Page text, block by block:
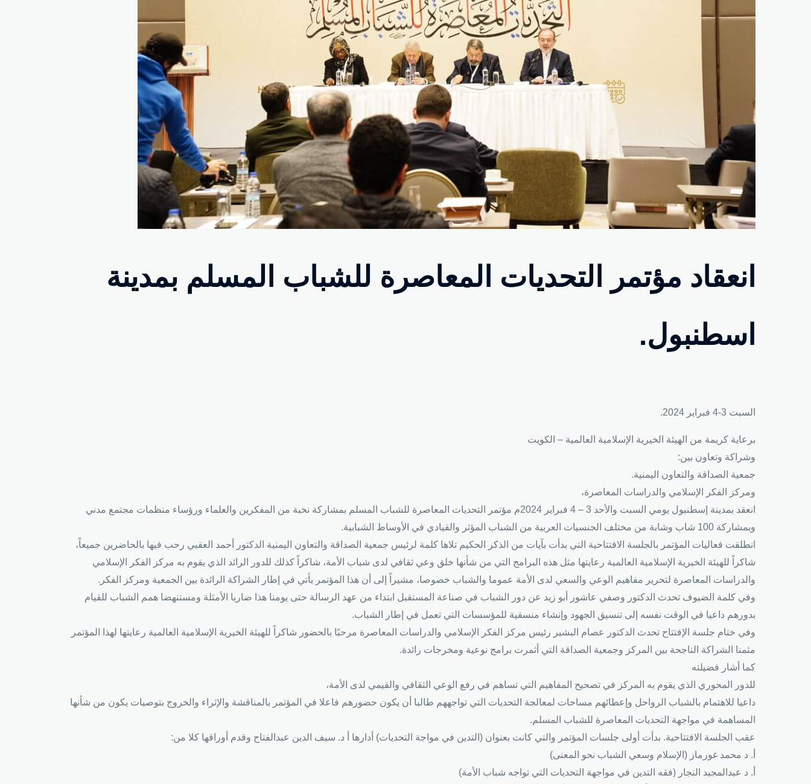
انعقاد مؤتمر التحديات المعاصرة للشباب المسلم بمدينة
اسطنبول.
السبت 3-4 فبراير 2024.
برعاية كريمة من الهيئة الخيرية الإسلامية العالمية – الكويت
وشراكة وتعاون بين:
جمعية الصداقة والتعاون اليمنية.
ومركز الفكر الإسلامي والدراسات المعاصرة،
انعقد بمدينة إسطنبول يومي السبت والأحد 3 – 4 فبراير 2024م مؤتمر التحديات المعاصرة للشباب المسلم بمشاركة نخبة من المفكرين والعلماء ورؤساء منظمات مجتمع مدني
وبمشاركة 100 شاب وشابة من مختلف الجنسيات العربية من الشباب المؤثر والقيادي في الأوساط الشبابية.
انطلقت فعاليات المؤتمر بالجلسة الافتتاحية التي بدأت بآيات من الذكر الحكيم تلاها كلمة لرئيس جمعية الصداقة والتعاون اليمنية الدكتور أحمد العقبي رحب فيها بالحاضرين جميعاً،
شاكراً للهيئة الخيرية الإسلامية العالمية رعايتها مثل هذه البرامج التي من شأنها خلق وعي ثقافي لدى شباب الأمة، شاكراً كذلك للدور الرائد الذي يقوم به مركز الفكر الإسلامي
والدراسات المعاصرة لتحرير مفاهيم الوعي والسعي لدى الأمة عموما والشباب خصوصا، مشيراً إلى أن هذا المؤتمر يأتي في إطار الشراكة الرائدة بين الجمعية ومركز الفكر.
وفي كلمة الضيوف تحدث الدكتور وصفي عاشور أبو زيد عن دور الشباب في صناعة المستقبل ابتداء من عهد الرسالة حتى يومنا هذا ضاربا الأمثلة ومستنهضا همم الشباب للقيام
بدورهم داعيا في الوقت نفسه إلى تنسيق الجهود وإنشاء منسقية للمؤسسات التي تعمل في إطار الشباب.
وفي ختام جلسة الإفتتاح تحدث الدكتور عصام البشير رئيس مركز الفكر الإسلامي والدراسات المعاصرة مرحبًا بالحضور شاكراً للهيئة الخيرية الإسلامية العالمية رعايتها لهذا المؤتمر
مثمنا الشراكة الناجحة بين المركز وجمعية الصداقة التي أثمرت برامج نوعية ومخرجات رائدة.
كما أشار فضيلته
للدور المحوري الذي يقوم به المركز في تصحيح المفاهيم التي تساهم في رفع الوعي الثقافي والقيمي لدى الأمة،
داعيا للاهتمام بالشباب الرواحل وإعطائهم مساحات لمعالجة التحديات التي تواجههم طالبا أن يكون حضورهم فاعلا في المؤتمر بالمناقشة والإثراء والخروج بتوصيات يكون من شأنها
المساهمة في مواجهة التحديات المعاصرة للشباب المسلم.
عقب الجلسة الافتتاحية. بدأت أولى جلسات المؤتمر والتي كانت بعنوان (التدين في مواجة التحديات) أدارها أ د. سيف الدين عبدالفتاح وقدم أوراقها كلا من:
أ. د محمد غورماز (الإسلام وسعي الشباب نحو المعنى)
أ. د عبدالمجيد النجار (فقه التدين في مواجهة التحديات التي تواجه شباب الأمة)